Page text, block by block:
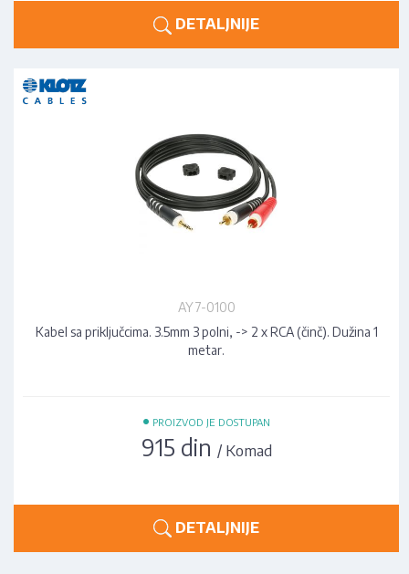
DETALJNIJE
AY7-0100
Kabel sa priključcima. 3.5mm 3 polni, -> 2 x RCA (činč). Dužina 1
metar.
• PROIZVOD JE DOSTUPAN
915 din / Komad
DETALJNIJE